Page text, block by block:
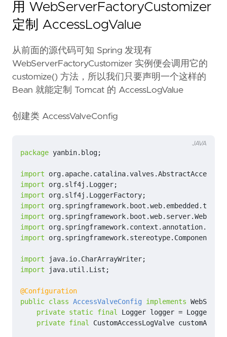
用 WebServerFactoryCustomizer
定制 AccessLogValue
从前面的源代码可知 Spring 发现有
WebServerFactoryCustomizer 实例便会调用它的
customize() 方法，所以我们只要声明一个这样的
Bean 就能定制 Tomcat 的 AccessLogValue
创建类 AccessValveConfig
package yanbin.blog;
import
import
org.slf4j.Logger;
import
org.slf4j.LoggerFactory;
import
import
import
import
org.springframework.stereotype.Component
import java.io.CharArrayWriter;
import
java.util.List ;
@Configuration
public class AccessValveConfig implements
private static final Logger logger =
private final CustomAccessLogValve
JAVA